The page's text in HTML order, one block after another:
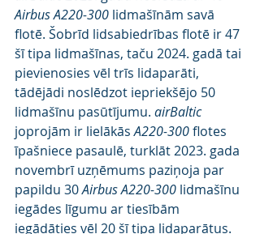
Airbus A220-300 lidmašīnām savā
flotē. Šobrīd lidsabiedrības flotē ir 47
šī tipa lidmašīnas, taču 2024. gadā tai
pievienosies vēl trīs lidaparāti,
tādējādi noslēdzot iepriekšējo 50
lidmašīnu pasūtījumu. airBaltic
joprojām ir lielākās A220-300 flotes
īpašniece pasaulē, turklāt 2023. gada
novembrī uzņēmums paziņoja par
papildu 30 Airbus A220-300 lidmašīnu
iegādes līgumu ar tiesībām
iegādāties vēl 20 šī tipa lidaparātus.